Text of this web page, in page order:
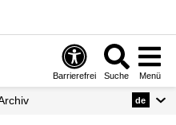
Barrierefrei Suche Menü
Archiv de